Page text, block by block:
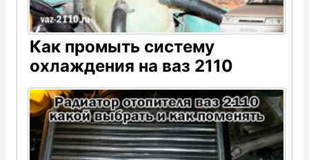
Как промыть систему
охлаждения на ваз 2110